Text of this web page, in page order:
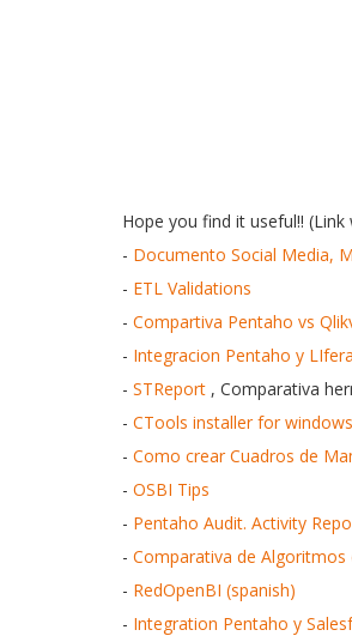
Hope you find it useful!! (Link
- Documento Social Media,
- ETL Validations
- Compartiva Pentaho vs
- Integracion Pentaho y
- STReport , Comparativa
- CTools installer for windows
- Como crear Cuadros de
- OSBI Tips
- Pentaho Audit. Activity
- Comparativa de
- RedOpenBI (spanish)
- Integration Pentaho y